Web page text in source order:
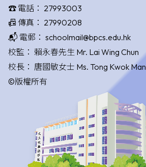
☎️ 電話： 27993003
📠 傳真： 27990208
📬 電郵： schoolmail@bpcs.edu.hk
校監： 賴永春先生 Mr. Lai Wing Chun
校長： 唐國敏女士 Ms. Tong Kwok Man
©版權所有